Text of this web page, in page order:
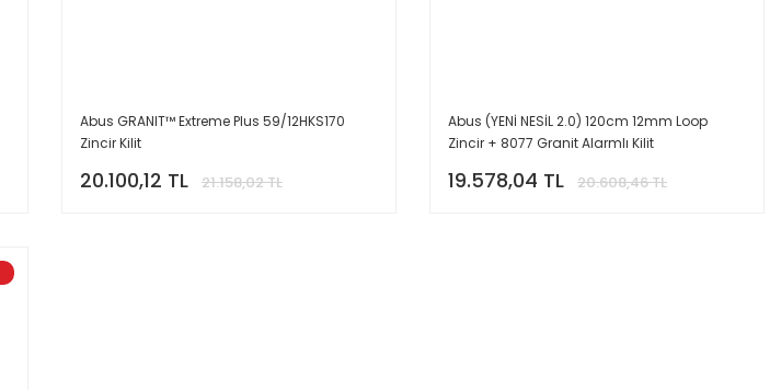
Abus GRANIT™ Extreme Plus 59/12HKS170
Zincir Kilit
20.100,12 TL 21.158,02 TL
Abus (YENİ NESİL 2.0) 120cm 12mm Loop
Zincir + 8077 Granit Alarmlı Kilit
19.578,04 TL 20.608,46 TL